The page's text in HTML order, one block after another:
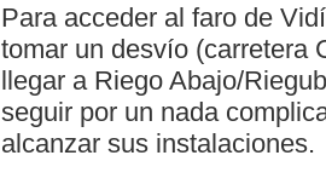
Para acceder al faro de
tomar un desvío (carretera
llegar a Riego Abajo/
seguir por un nada
alcanzar sus instalaciones.